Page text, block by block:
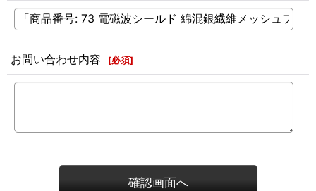
お問い合わせ内容 [必須]
確認画面へ